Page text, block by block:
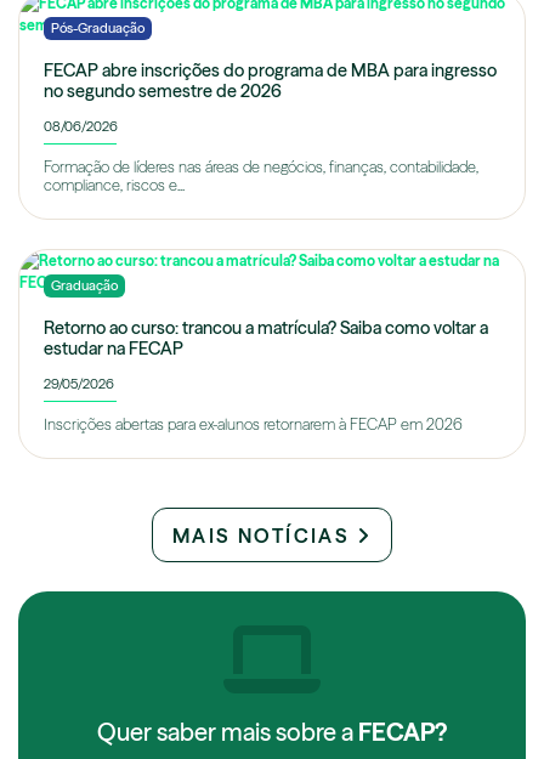
Pós-Graduação
FECAP abre inscrições do programa de MBA para ingresso
no segundo semestre de 2026
08/06/2026
Formação de líderes nas áreas de negócios, finanças, contabilidade,
compliance, riscos e...
Graduação
Retorno ao curso: trancou a matrícula? Saiba como voltar a
estudar na FECAP
29/05/2026
Inscrições abertas para ex-alunos retornarem à FECAP em 2026
MAIS NOTÍCIAS
Quer saber mais sobre a FECAP?